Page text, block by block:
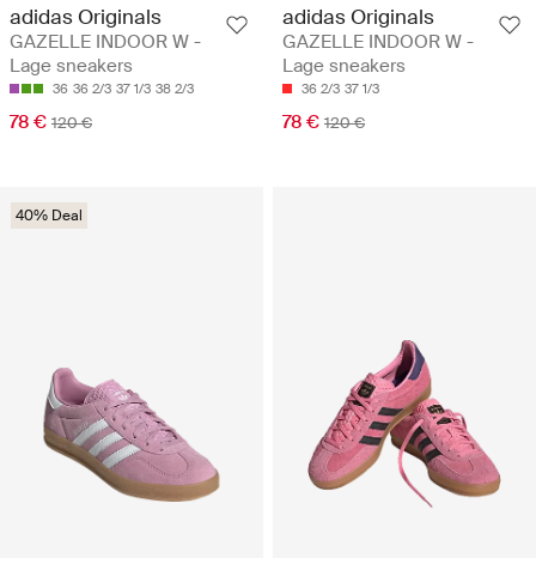
adidas Originals
GAZELLE INDOOR W -
Lage sneakers
36 36 2/3 37 1/3 38 2/3
78 € 120 €
adidas Originals
GAZELLE INDOOR W -
Lage sneakers
36 2/3 37 1/3
78 € 120 €
40% Deal